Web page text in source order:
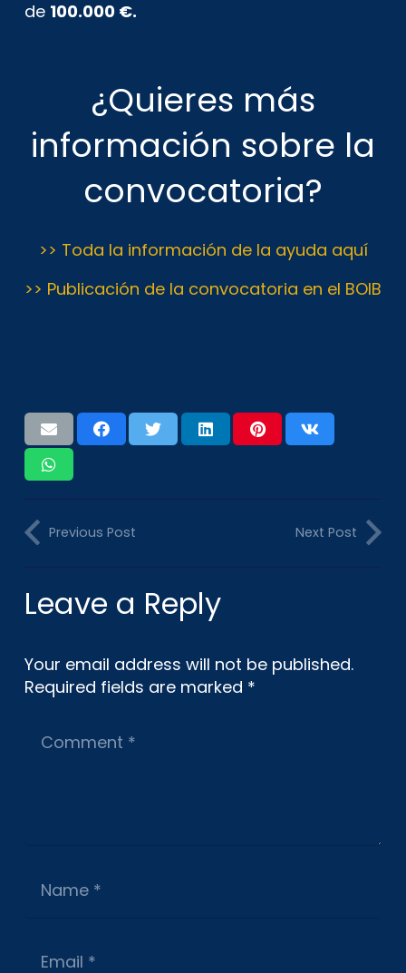
de 100.000 €.
¿Quieres más
información sobre la
convocatoria?
>> Toda la información de la ayuda aquí
>> Publicación de la convocatoria en el BOIB
Previous Post Next Post
Leave a Reply
Your email address will not be published.
Required fields are marked *